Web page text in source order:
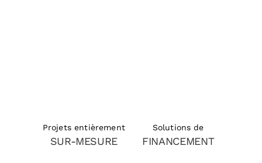
Projets entièrement
SUR-MESURE
Solutions de
FINANCEMENT